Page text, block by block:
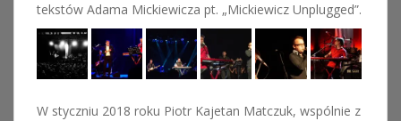
tekstów Adama Mickiewicza pt. „Mickiewicz Unplugged”.
W styczniu 2018 roku Piotr Kajetan Matczuk, wspólnie z